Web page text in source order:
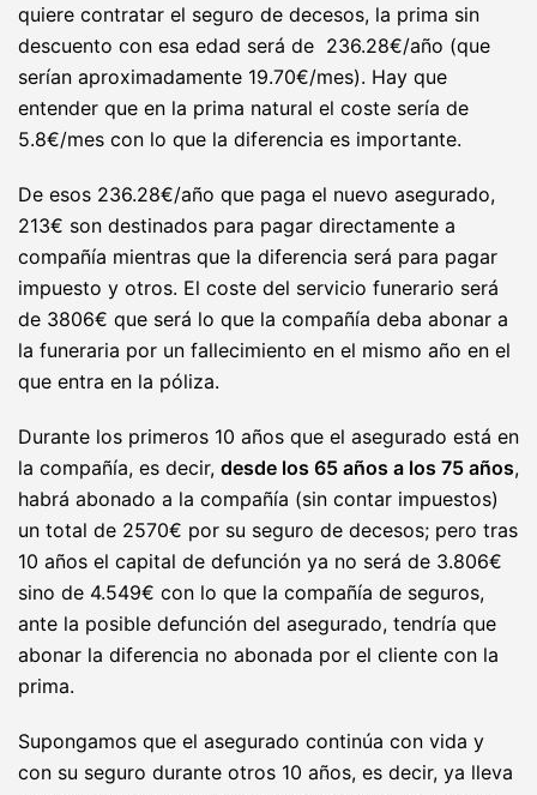
quiere contratar el seguro de decesos, la prima sin
descuento con esa edad será de 236.28€/año (que
serían aproximadamente 19.70€/mes). Hay que
entender que en la prima natural el coste sería de
5.8€/mes con lo que la diferencia es importante.
De esos 236.28€/año que paga el nuevo asegurado,
213€ son destinados para pagar directamente a
compañía mientras que la diferencia será para pagar
impuesto y otros. El coste del servicio funerario será
de 3806€ que será lo que la compañía deba abonar a
la funeraria por un fallecimiento en el mismo año en el
que entra en la póliza.
Durante los primeros 10 años que el asegurado está en
la compañía, es decir, desde los 65 años a los 75 años,
habrá abonado a la compañía (sin contar impuestos)
un total de 2570€ por su seguro de decesos; pero tras
10 años el capital de defunción ya no será de 3.806€
sino de 4.549€ con lo que la compañía de seguros,
ante la posible defunción del asegurado, tendría que
abonar la diferencia no abonada por el cliente con la
prima.
Supongamos que el asegurado continúa con vida y
con su seguro durante otros 10 años, es decir, ya lleva